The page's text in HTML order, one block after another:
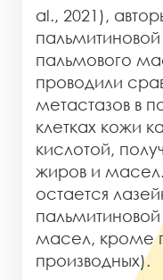
al., 2021),
пальмитиновой
пальмового
проводили
метастазов в
клетках кожи
кислотой,
жиров и
остается
масел, кроме
производных).